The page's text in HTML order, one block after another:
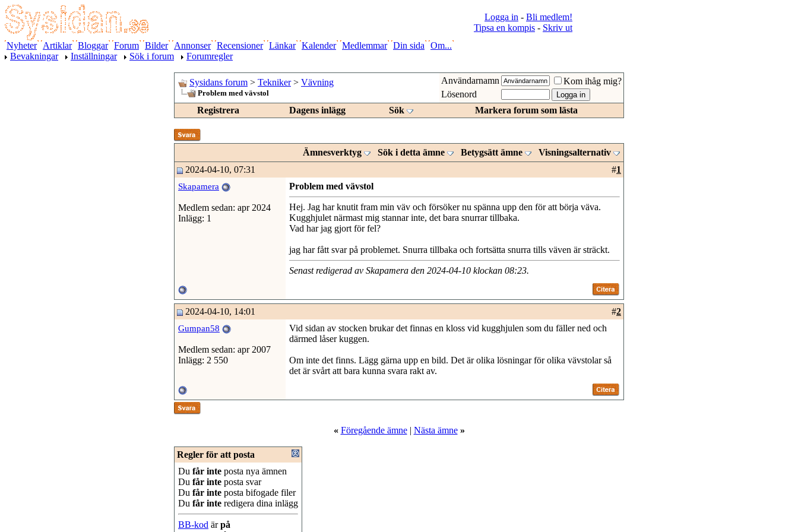
Logga in - Bli medlem!
Tipsa en kompis - Skriv ut
Nyheter
Artiklar Bloggar Forum Bilder Annonser Recensioner Länkar Kalender Medlemmar Din sida
Om...
Bevakningar
Inställningar Sök i forum Forumregler
Sysidans forum > Tekniker > Vävning
Problem med vävstol
Användarnamn
Kom ihåg mig?
Lösenord
Registrera
Dagens inlägg Sök Markera forum som lästa
Ämnesverktyg Sök i detta ämne Betygsätt ämne
Visningsalternativ
2024-04-10, 07:31
#1
Skapamera
Medlem sedan: apr 2024
Inlägg: 1
Problem med vävstol
Hej. Jag har knutit fram min väv och försöker nu spänna upp den för att börja väva.
Kugghjulet närmast mig stannar inte, det bara snurrar tillbaka.
Vad har jag gjort för fel?
jag har fått svar på problemet. Snurra tillbaka och fortsätta snurra tills väven är sträckt.
Senast redigerad av Skapamera den 2024-04-10 klockan 08:23.
2024-04-10, 14:01 #2
Gumpan58
Medlem sedan: apr 2007
Inlägg: 2 550
Vid sidan av stocken brukar det finnas en kloss vid kugghjulen som du fäller ned och
därmed låser kuggen.
Om inte det finns. Lägg gärna upp en bild. Det är olika lösningar för olika vävstolar så
det är svårt att bara kunna svara rakt av.
« Föregående ämne| Nästa ämne »
Regler för att posta
Du får inte posta nya ämnen
Du får inte posta svar
Du får inte posta bifogade filer
Du får inte redigera dina inlägg
BB-kod ärpå